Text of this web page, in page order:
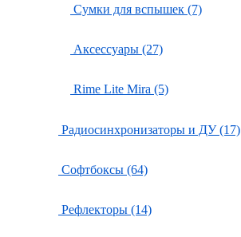
Сумки для вспышек (7)
Аксессуары (27)
Rime Lite Mira (5)
Радиосинхронизаторы и ДУ (17)
Софтбоксы (64)
Рефлекторы (14)